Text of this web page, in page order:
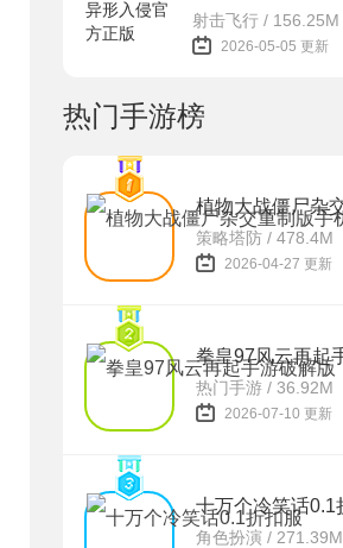
射击飞行 / 156.25M
2026-05-05 更新
热门手游榜
策略塔防 / 478.4M
2026-04-27 更新
热门手游 / 36.92M
2026-07-10 更新
角色扮演 / 271.39M